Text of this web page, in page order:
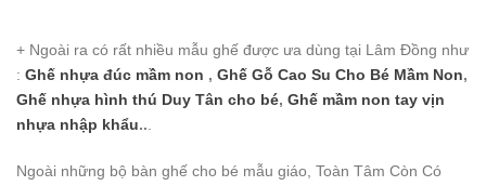
+ Ngoài ra có rất nhiều mẫu ghế được ưa dùng tại Lâm Đồng như
: Ghế nhựa đúc mầm non , Ghế Gỗ Cao Su Cho Bé Mầm Non,
Ghế nhựa hình thú Duy Tân cho bé, Ghế mầm non tay vịn
nhựa nhập khẩu..
Ngoài những bộ bàn ghế cho bé mẫu giáo, Toàn Tâm Còn Có